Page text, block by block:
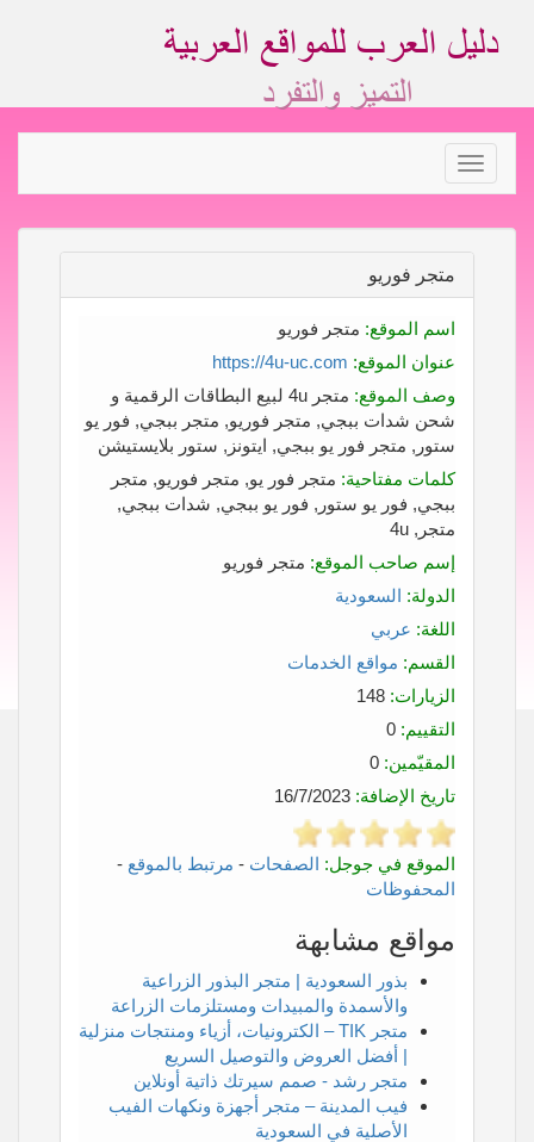
Toggle
navigation
متجر فوريو
اسم الموقع: متجر فوريو
عنوان الموقع: https://4u-uc.com
وصف الموقع:
متجر 4u لبيع البطاقات الرقمية و
شحن شدات ببجي, متجر فوريو, متجر ببجي, فور يو
ستور, متجر فور يو ببجي, ايتونز, ستور بلايستيشن
كلمات مفتاحية: متجر فور يو, متجر فوريو, متجر
ببجي, فور يو ستور, فور يو ببجي, شدات ببجي,
متجر, 4u
إسم صاحب الموقع: متجر فوريو
الدولة: السعودية
اللغة: عربي
القسم: مواقع الخدمات
الزيارات:
التقييم:
المقيّمين:
تاريخ الإضافة:
الموقع في جوجل: الصفحات - مرتبط بالموقع -
المحفوظات
مواقع مشابهة
بذور السعودية | متجر البذور الزراعية
والأسمدة والمبيدات ومستلزمات الزراعة
متجر TIK – الكترونيات، أزياء ومنتجات منزلية
| أفضل العروض والتوصيل السريع
متجر رشد - صمم سيرتك ذاتية أونلاين
فيب المدينة – متجر أجهزة ونكهات الفيب
الأصلية في السعودية